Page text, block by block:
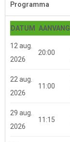
Programma
DATUM AANVANG
12 aug.
2026
20:00
22 aug.
2026
11:00
29 aug.
2026
11:15